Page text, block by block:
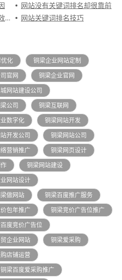
网站没有关键词排名却很靠前
站长提高百度权重的三种有效方法
网站关键词排名技巧
化
铜梁企业网站定制
官网
铜梁企业官网
网站建设公司
公司
铜梁互联网
数字化
铜梁网站开发
开发公司
铜梁网站公司
营销推广
铜梁网页设计
铜梁网站建设
网站设计
做网站
铜梁百度推广服务
包年推广
铜梁竞价广告位推广
度竞价广告位
企业网站
铜梁爱采购
店铺运营
铜梁百度爱采购推广